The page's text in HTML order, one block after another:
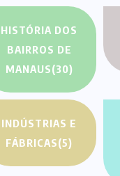
HISTÓRIA DOS
BAIRROS DE
MANAUS(30)
INDÚSTRIAS E
FÁBRICAS(5)